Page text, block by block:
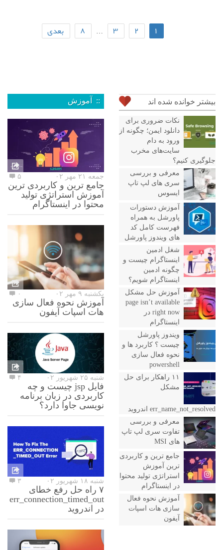
۱ ۲ ۳ … ۸ بعدی
بیشتر خوانده شده اند
نکات ضروری برای
دانلود ایمن؛ چگونه از
ورود به دام
سایت‌های مخرب
جلوگیری کنیم؟
معرفی و بررسی
سری های لپ تاپ
ایسوس
آموزش دستورات
پاورشل به همراه
فهرست کامل کد
های ویندوز پاورشل
شغل ادمین
اینستاگرام چیست و
چگونه ادمین
اینستاگرام شویم؟
آموزش حل مشکل
page isn’t available
right now در
اینستاگرام
ویندوز پاورشل
چیست ؟ کاربرد ها و
نحوه فعال سازی
powershell
۱۱ راهکار برای حل
مشکل
err_name_not_resolved اندروید
معرفی و بررسی
تفاوت سری لپ تاپ
های MSI
جامع ترین و کاربردی
ترین آموزش
استراتژی تولید محتوا
در اینستاگرام
آموزش نحوه فعال
سازی هات اسپات
آیفون
:: آموزش
جمعه ۲۱ مهر ۰۲ ۵
جامع ترین و کاربردی ترین
آموزش استراتژی تولید
محتوا در اینستاگرام
یکشنبه ۹ مهر ۰۲ ۰
آموزش نحوه فعال سازی
هات اسپات آیفون
شنبه ۲۵ شهریور ۰۲ ۴
فایل jsp چیست و چه
کاربردی در زبان برنامه
نویسی جاوا دارد؟
شنبه ۱۸ شهریور ۰۲ ۳
۷ راه حل رفع خطای
err_connection_timed_out
در اندروید